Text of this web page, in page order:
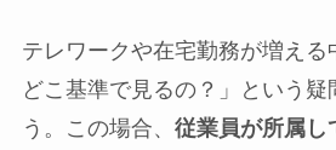
テレワークや在宅勤務が増える
どこ基準で見るの？」という疑
う。この場合、 従業員が所属し